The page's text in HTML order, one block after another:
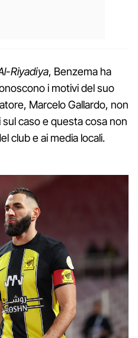
Riyadiya, Benzema ha
i motivi del suo
Marcelo Gallardo, non
caso e questa cosa non
club e ai media locali.